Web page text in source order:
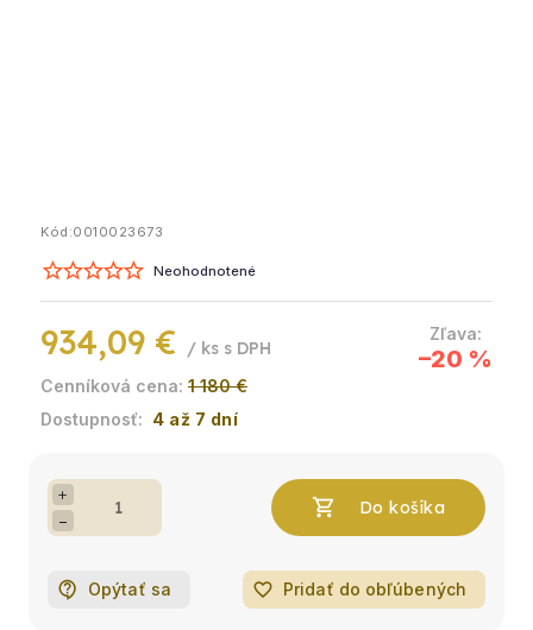
Kód:0010023673
Neohodnotené
1 180 €
–20 %
934,09 € / ks
4 až 7 dní
+
−
Opýtať sa favorite_border Pridať do obľúbených